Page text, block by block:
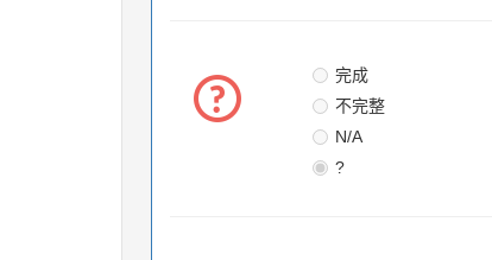
完成
不完整
N/A
?